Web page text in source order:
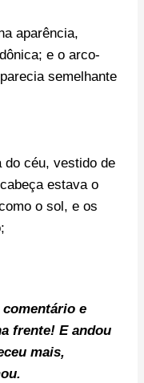
aparência,
e o arco-
semelhante
do céu, vestido de
estava o
o sol, e os
e
frente!E andou
mais,